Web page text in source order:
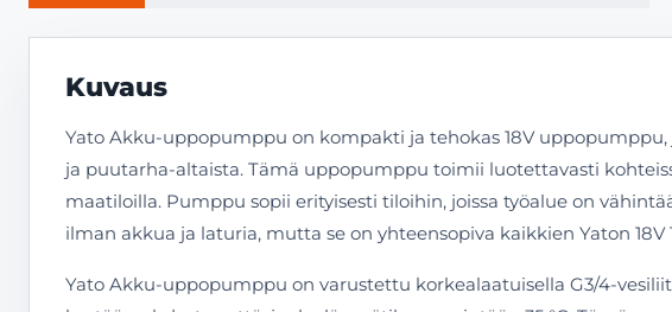
Kuvaus
Yato Akku-uppopumppu on kompakti ja tehokas 18V
ja puutarha-altaista. Tämä uppopumppu toimii luotettavasti
maatiloilla. Pumppu sopii erityisesti tiloihin, joissa työalue on
ilman akkua ja laturia, mutta se on yhteensopiva kaikkien Yaton 18V
Yato Akku-uppopumppu on varustettu korkealaatuisella G3/4-